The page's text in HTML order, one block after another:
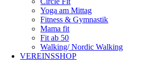
Yoga am Mittag
Fitness & Gymnastik
Mama fit
Fit ab 50
Walking/ Nordic Walking
VEREINSSHOP